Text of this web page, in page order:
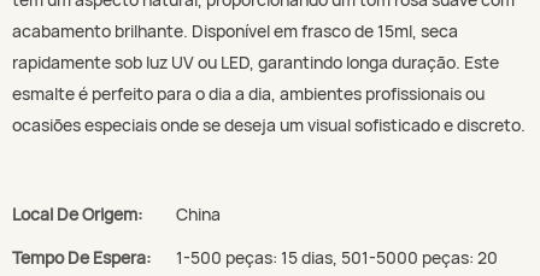
acabamento brilhante. Disponível em frasco de 15ml, seca
rapidamente sob luz UV ou LED, garantindo longa duração. Este
esmalte é perfeito para o dia a dia, ambientes profissionais ou
ocasiões especiais onde se deseja um visual sofisticado e discreto.
Local De Origem:
China
Tempo De Espera:
1-500 peças: 15 dias, 501-5000 peças: 20